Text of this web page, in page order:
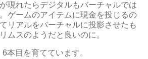
現れたらデジタルもバーチャルでは
ゲームのアイテムに現金を投じるの
リアルをバーチャルに投影させたも
ムスのようだと良いのに。
本目を育てています。